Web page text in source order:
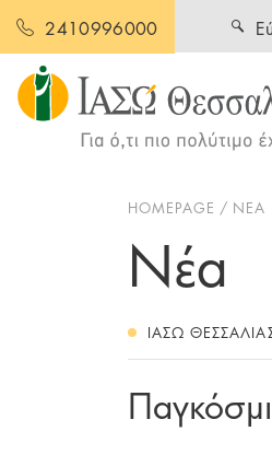
2410996000
HOMEPAGE ΝΕΑ
Νέα
ΙΑΣΩ